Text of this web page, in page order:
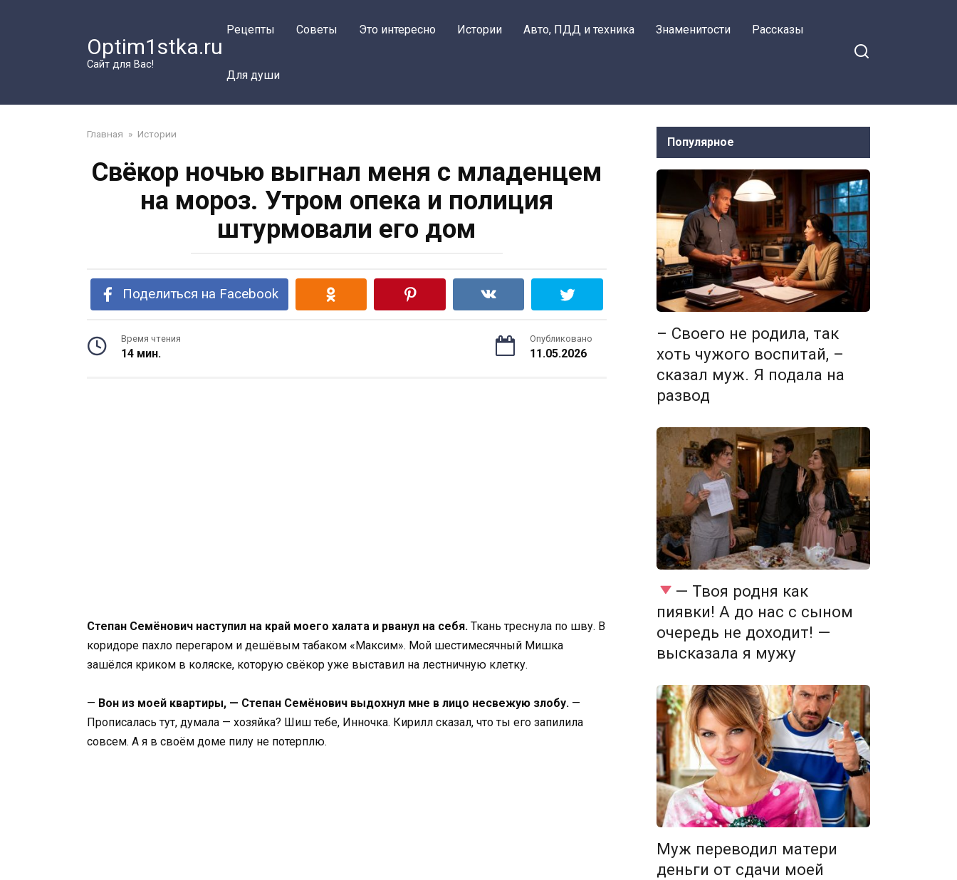
Optim1stka.ru
Сайт для Вас!
Рецепты Советы Это интересно Истории Авто, ПДД и техника Знаменитости Рассказы
Для души
Главная » Истории
Свёкор ночью выгнал меня с младенцем
на мороз. Утром опека и полиция
штурмовали его дом
Поделиться на Facebook
Время чтения
14 мин.
Опубликовано
11.05.2026
Степан Семёнович наступил на край моего халата и рванул на себя. Ткань треснула по шву. В
коридоре пахло перегаром и дешёвым табаком «Максим». Мой шестимесячный Мишка
зашёлся криком в коляске, которую свёкор уже выставил на лестничную клетку.
— Вон из моей квартиры, — Степан Семёнович выдохнул мне в лицо несвежую злобу. —
Прописалась тут, думала — хозяйка? Шиш тебе, Инночка. Кирилл сказал, что ты его запилила
совсем. А я в своём доме пилу не потерплю.
Популярное
– Своего не родила, так
хоть чужого воспитай, –
сказал муж. Я подала на
развод
— Твоя родня как
пиявки! А до нас с сыном
очередь не доходит! —
высказала я мужу
Муж переводил матери
деньги от сдачи моей